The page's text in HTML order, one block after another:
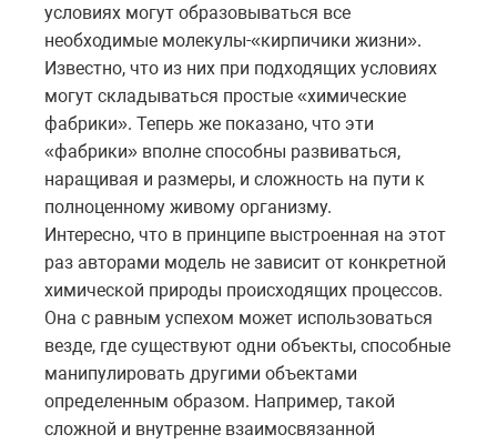
условиях могут образовываться все
необходимые молекулы-«кирпичики жизни».
Известно, что из них при подходящих условиях
могут складываться простые «химические
фабрики». Теперь же показано, что эти
«фабрики» вполне способны развиваться,
наращивая и размеры, и сложность на пути к
полноценному живому организму.
Интересно, что в принципе выстроенная на этот
раз авторами модель не зависит от конкретной
химической природы происходящих процессов.
Она с равным успехом может использоваться
везде, где существуют одни объекты, способные
манипулировать другими объектами
определенным образом. Например, такой
сложной и внутренне взаимосвязанной